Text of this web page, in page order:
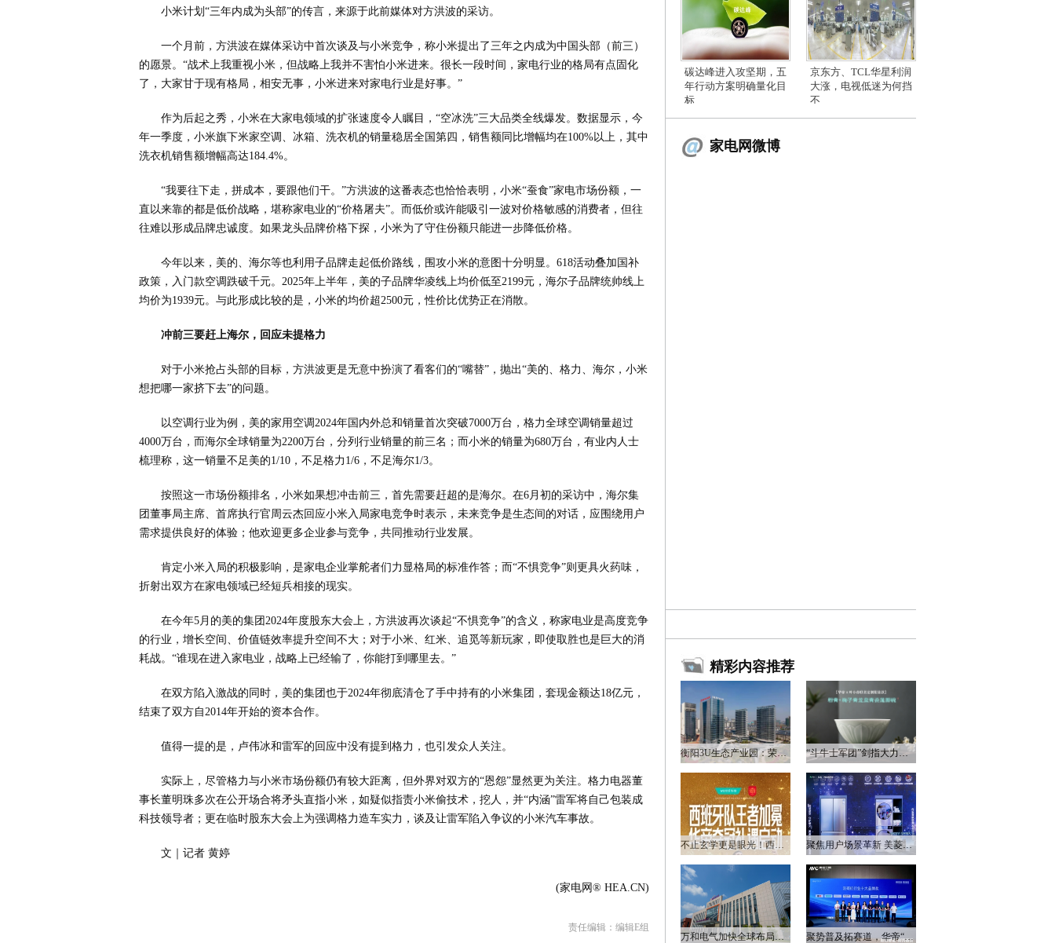
小米计划“三年内成为头部”的传言，来源于此前媒体对方洪波的采访。
一个月前，方洪波在媒体采访中首次谈及与小米竞争，称小米提出了三年之内成为中国头部（前三）
的愿景。“战术上我重视小米，但战略上我并不害怕小米进来。很长一段时间，家电行业的格局有点固化
了，大家甘于现有格局，相安无事，小米进来对家电行业是好事。”
作为后起之秀，小米在大家电领域的扩张速度令人瞩目，“空冰洗”三大品类全线爆发。数据显示，今
年一季度，小米旗下米家空调、冰箱、洗衣机的销量稳居全国第四，销售额同比增幅均在100%以上，其中
洗衣机销售额增幅高达184.4%。
“我要往下走，拼成本，要跟他们干。”方洪波的这番表态也恰恰表明，小米“蚕食”家电市场份额，一
直以来靠的都是低价战略，堪称家电业的“价格屠夫”。而低价或许能吸引一波对价格敏感的消费者，但往
往难以形成品牌忠诚度。如果龙头品牌价格下探，小米为了守住份额只能进一步降低价格。
今年以来，美的、海尔等也利用子品牌走起低价路线，围攻小米的意图十分明显。618活动叠加国补
政策，入门款空调跌破千元。2025年上半年，美的子品牌华凌线上均价低至2199元，海尔子品牌统帅线上
均价为1939元。与此形成比较的是，小米的均价超2500元，性价比优势正在消散。
冲前三要赶上海尔，回应未提格力
对于小米抢占头部的目标，方洪波更是无意中扮演了看客们的“嘴替”，抛出“美的、格力、海尔，小米
想把哪一家挤下去”的问题。
以空调行业为例，美的家用空调2024年国内外总和销量首次突破7000万台，格力全球空调销量超过
4000万台，而海尔全球销量为2200万台，分列行业销量的前三名；而小米的销量为680万台，有业内人士
梳理称，这一销量不足美的1/10，不足格力1/6，不足海尔1/3。
按照这一市场份额排名，小米如果想冲击前三，首先需要赶超的是海尔。在6月初的采访中，海尔集
团董事局主席、首席执行官周云杰回应小米入局家电竞争时表示，未来竞争是生态间的对话，应围绕用户
需求提供良好的体验；他欢迎更多企业参与竞争，共同推动行业发展。
肯定小米入局的积极影响，是家电企业掌舵者们力显格局的标准作答；而“不惧竞争”则更具火药味，
折射出双方在家电领域已经短兵相接的现实。
在今年5月的美的集团2024年度股东大会上，方洪波再次谈起“不惧竞争”的含义，称家电业是高度竞争
的行业，增长空间、价值链效率提升空间不大；对于小米、红米、追觅等新玩家，即使取胜也是巨大的消
耗战。“谁现在进入家电业，战略上已经输了，你能打到哪里去。”
在双方陷入激战的同时，美的集团也于2024年彻底清仓了手中持有的小米集团，套现金额达18亿元，
结束了双方自2014年开始的资本合作。
值得一提的是，卢伟冰和雷军的回应中没有提到格力，也引发众人关注。
实际上，尽管格力与小米市场份额仍有较大距离，但外界对双方的“恩怨”显然更为关注。格力电器董
事长董明珠多次在公开场合将矛头直指小米，如疑似指责小米偷技术，挖人，并“内涵”雷军将自己包装成
科技领导者；更在临时股东大会上为强调格力造车实力，谈及让雷军陷入争议的小米汽车事故。
文｜记者 黄婷
(家电网® HEA.CN)
责任编辑：编辑E组
碳达峰进入攻坚期，五
年行动方案明确量化目
标
京东方、TCL华星利润
大涨，电视低迷为何挡
不
家电网微博
精彩内容推荐
衡阳3U生态产业园：荣电集团的政企合作新答卷 “斗牛士军团”剑指大力神杯，华帝以“一瓷一金”静候荣光
不止玄学更是眼光！西班牙队夺冠，华帝火速官宣启动兑奖福利 聚焦用户场景革新 美菱产品创新打造差异化居家体验
万和电气加快全球布局，海外营收占比升至四成 聚势普及拓赛道，华帝“亮剑”洗碗机峰会，破局存量换新